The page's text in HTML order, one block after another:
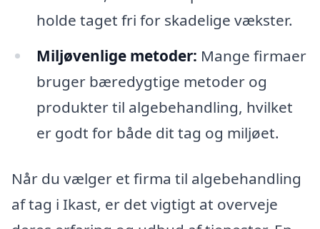
holde taget fri for skadelige vækster.
Miljøvenlige metoder: Mange firmaer
bruger bæredygtige metoder og
produkter til algebehandling, hvilket
er godt for både dit tag og miljøet.
Når du vælger et firma til algebehandling
af tag i Ikast, er det vigtigt at overveje